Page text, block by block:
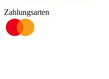
Zahlungsarten